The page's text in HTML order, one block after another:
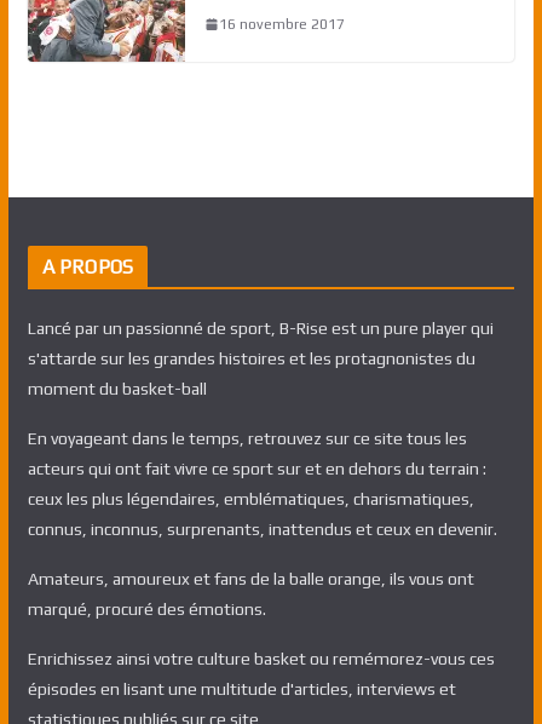
16 novembre 2017
A PROPOS
Lancé par un passionné de sport, B-Rise est un pure player qui
s'attarde sur les grandes histoires et les protagnonistes du
moment du basket-ball
En voyageant dans le temps, retrouvez sur ce site tous les
acteurs qui ont fait vivre ce sport sur et en dehors du terrain :
ceux les plus légendaires, emblématiques, charismatiques,
connus, inconnus, surprenants, inattendus et ceux en devenir.
Amateurs, amoureux et fans de la balle orange, ils vous ont
marqué, procuré des émotions.
Enrichissez ainsi votre culture basket ou remémorez-vous ces
épisodes en lisant une multitude d'articles, interviews et
statistiques publiés sur ce site